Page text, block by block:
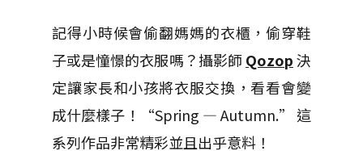
記得小時候會偷翻媽媽的衣櫃，偷穿鞋
子或是憧憬的衣服嗎？攝影師Qozop決
定讓家長和小孩將衣服交換，看看會變
成什麼樣子！“Spring — Autumn.” 這
系列作品非常精彩並且出乎意料！